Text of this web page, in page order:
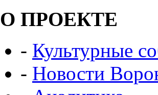
О ПРОЕКТЕ
- Культурные
- Новости